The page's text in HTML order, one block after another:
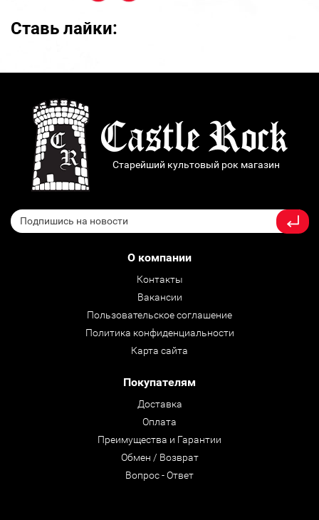
Ставь лайки:
Старейший культовый рок магазин
О компании
Контакты
Вакансии
Пользовательское соглашение
Политика конфиденциальности
Карта сайта
Покупателям
Доставка
Оплата
Преимущества и Гарантии
Обмен / Возврат
Вопрос - Ответ